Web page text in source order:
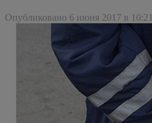
Опубликовано 6 июня 2017 в 10:21